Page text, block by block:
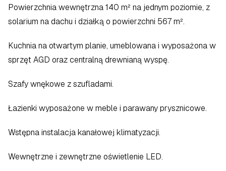
Powierzchnia wewnętrzna 140 m² na jednym poziomie, z
solarium na dachu i działką o powierzchni 567 m².
Kuchnia na otwartym planie, umeblowana i wyposażona w
sprzęt AGD oraz centralną drewnianą wyspę.
Szafy wnękowe z szufladami.
Łazienki wyposażone w meble i parawany prysznicowe.
Wstępna instalacja kanałowej klimatyzacji.
Wewnętrzne i zewnętrzne oświetlenie LED.